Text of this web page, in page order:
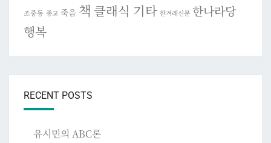
조중동 종교 죽음 책 클래식 기타 한겨레신문 한나라당
행복
RECENT POSTS
유시민의 ABC론